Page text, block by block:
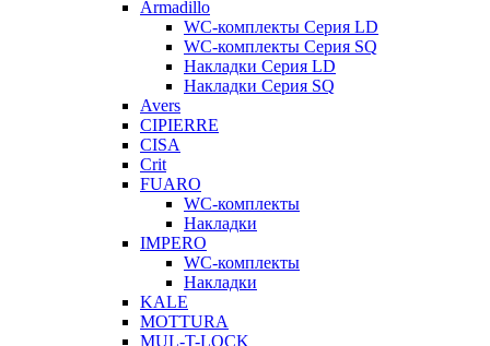
Armadillo
WC-комплекты Серия LD
WC-комплекты Серия SQ
Накладки Серия LD
Накладки Серия SQ
Avers
CIPIERRE
CISA
Crit
FUARO
WC-комплекты
Накладки
IMPERO
WC-комплекты
Накладки
KALE
MOTTURA
MUL-T-LOCK